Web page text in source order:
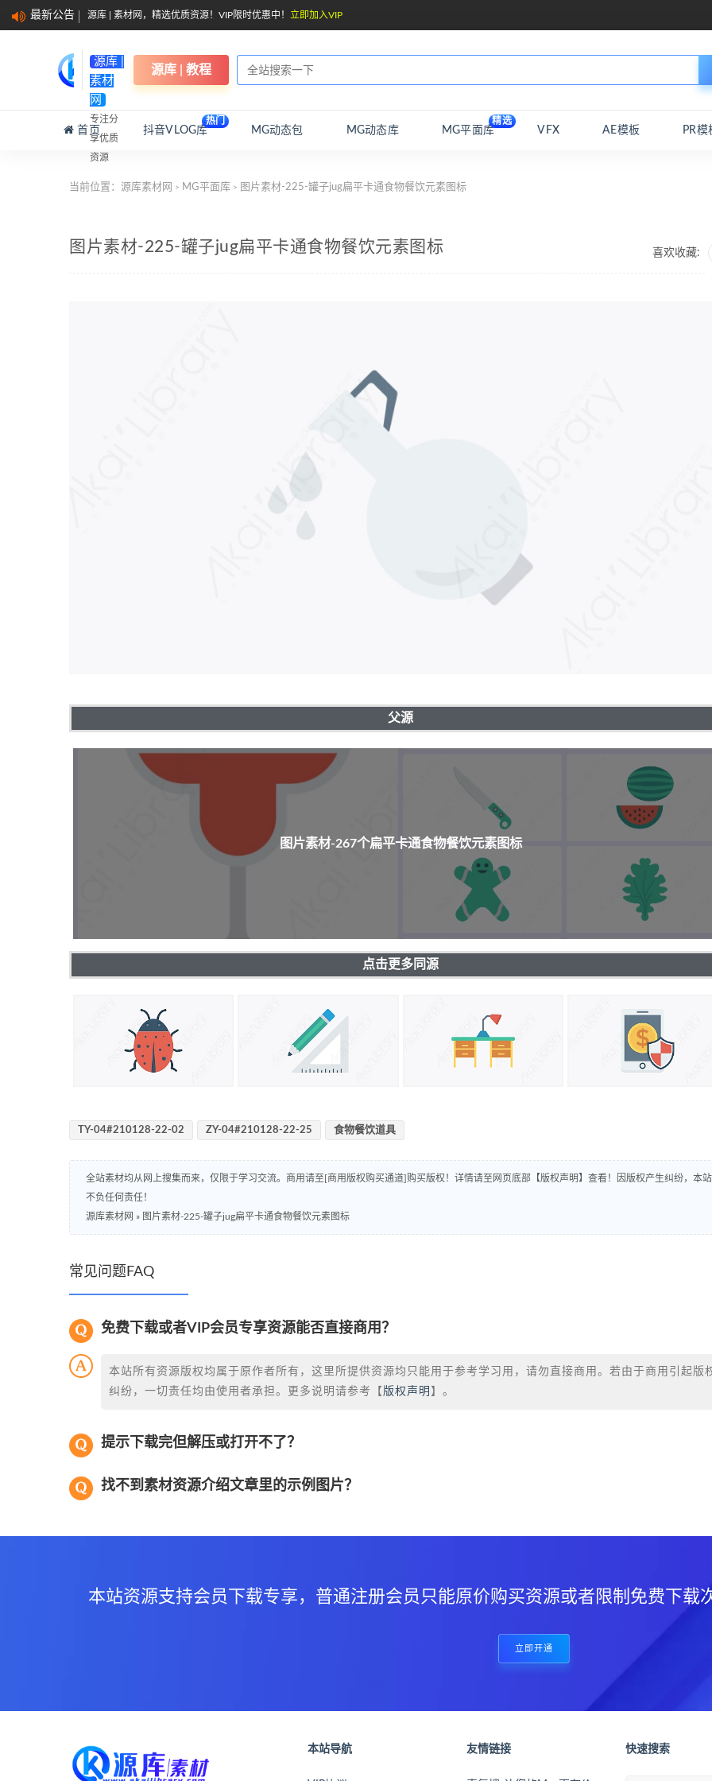
最新公告 源库 | 素材网，精选优质资源！VIP限时优惠中！ 立即加入VIP
源库 |
素材
网
专注分
享优质
资源
源库 | 教程
首页 抖音VLOG库
热门
MG动态包 MG动态库 MG平面库
精选
VFX AE模板 PR模
当前位置： 源库素材网 > MG平面库 > 图片素材-225-罐子jug扁平卡通食物餐饮元素图标
喜欢收藏:
图片素材-225-罐子jug扁平卡通食物餐饮元素图标
父源
图片素材-267个扁平卡通食物餐饮元素图标
点击更多同源
TY-04#210128-22-02 ZY-04#210128-22-25 食物餐饮道具
全站素材均从网上搜集而来，仅限于学习交流。商用请至[商用版权购买通道]购买版权！详情请至网页底部【版权声明】查看！因版权产生纠纷，本站
不负任何责任！
源库素材网 » 图片素材-225-罐子jug扁平卡通食物餐饮元素图标
常见问题FAQ
免费下载或者VIP会员专享资源能否直接商用？
本站所有资源版权均属于原作者所有，这里所提供资源均只能用于参考学习用，请勿直接商用。若由于商用引起版
纠纷，一切责任均由使用者承担。更多说明请参考【 版权声明 】。
提示下载完但解压或打开不了？
找不到素材资源介绍文章里的示例图片？
本站资源支持会员下载专享，普通注册会员只能原价购买资源或者限制免费下载
立即开通
本站导航 友情链接 快速搜索